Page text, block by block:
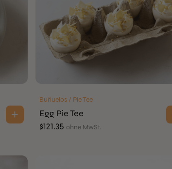
Buñuelos / Pie Tee
Egg Pie Tee
$121.35 ohne MwSt.